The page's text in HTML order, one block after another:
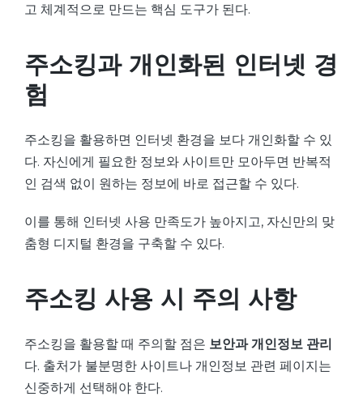
고 체계적으로 만드는 핵심 도구가 된다.
주소킹과 개인화된 인터넷 경
험
주소킹을 활용하면 인터넷 환경을 보다 개인화할 수 있
다. 자신에게 필요한 정보와 사이트만 모아두면 반복적
인 검색 없이 원하는 정보에 바로 접근할 수 있다.
이를 통해 인터넷 사용 만족도가 높아지고, 자신만의 맞
춤형 디지털 환경을 구축할 수 있다.
주소킹 사용 시 주의 사항
주소킹을 활용할 때 주의할 점은 보안과 개인정보 관리
다. 출처가 불분명한 사이트나 개인정보 관련 페이지는
신중하게 선택해야 한다.